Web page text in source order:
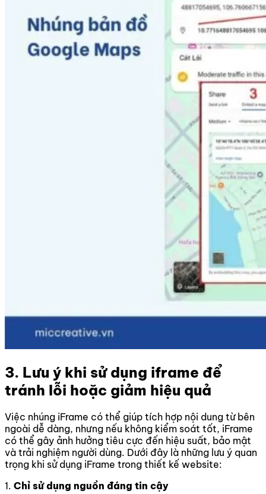
3. Lưu ý khi sử dụng iframe để
tránh lỗi hoặc giảm hiệu quả
Việc nhúng iFrame có thể giúp tích hợp nội dung từ bên
ngoài dễ dàng, nhưng nếu không kiểm soát tốt, iFrame
có thể gây ảnh hưởng tiêu cực đến hiệu suất, bảo mật
và trải nghiệm người dùng. Dưới đây là những lưu ý quan
trọng khi sử dụng iFrame trong thiết kế website:
1. Chỉ sử dụng nguồn đáng tin cậy